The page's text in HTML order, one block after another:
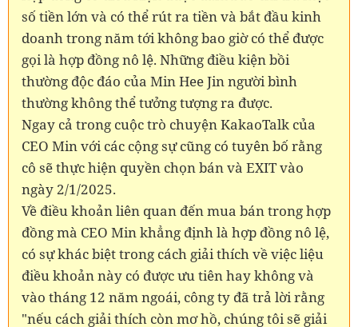
số tiền lớn và có thể rút ra tiền và bắt đầu kinh
doanh trong năm tới không bao giờ có thể được
gọi là hợp đồng nô lệ. Những điều kiện bồi
thường độc đáo của Min Hee Jin người bình
thường không thể tưởng tượng ra được.
Ngay cả trong cuộc trò chuyện KakaoTalk của
CEO Min với các cộng sự cũng có tuyên bố rằng
cô sẽ thực hiện quyền chọn bán và EXIT vào
ngày 2/1/2025.
Về điều khoản liên quan đến mua bán trong hợp
đồng mà CEO Min khẳng định là hợp đồng nô lệ,
có sự khác biệt trong cách giải thích về việc liệu
điều khoản này có được ưu tiên hay không và
vào tháng 12 năm ngoái, công ty đã trả lời rằng
"nếu cách giải thích còn mơ hồ, chúng tôi sẽ giải